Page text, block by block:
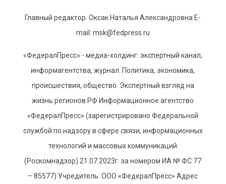
Главный редактор: Оксак Наталья Александровна E-
mail: msk@fedpress.ru
«ФедералПресс» - медиа-холдинг: экспертный канал,
информагентства, журнал. Политика, экономика,
происшествия, общество. Экспертный взгляд на
жизнь регионов РФ Информационное агентство
«ФедералПресс» (зарегистрировано Федеральной
службой по надзору в сфере связи, информационных
технологий и массовых коммуникаций
(Роскомнадзор) 21.07.2023г. за номером ИА № ФС 77
– 85577) Учредитель: ООО «ФедералПресс» Адрес